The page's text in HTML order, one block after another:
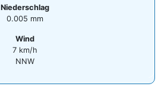
Niederschlag
0.005 mm
Wind
7 km/h
NNW